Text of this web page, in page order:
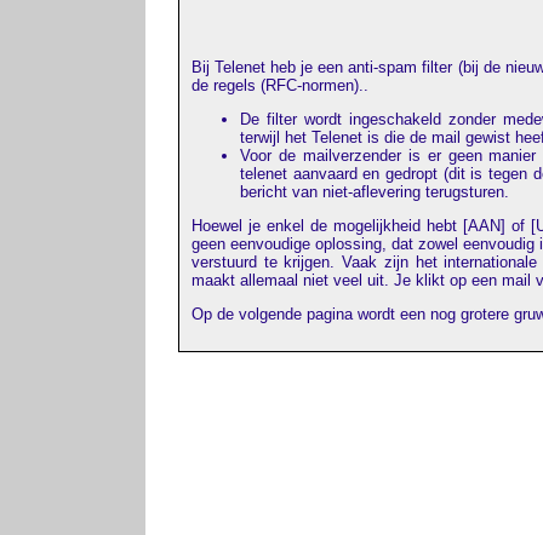
Bij Telenet heb je een anti-spam filter (bij de
de regels (RFC-normen)..
De filter wordt ingeschakeld zonder
terwijl het Telenet is die de mail gewist
Voor de mailverzender is er geen
telenet aanvaard en gedropt (dit is tegen
bericht van niet-aflevering terugsturen.
Hoewel je enkel de mogelijkheid hebt [AAN] of
geen eenvoudige oplossing, dat zowel
verstuurd te krijgen. Vaak zijn het
maakt allemaal niet veel uit. Je klikt op een mail
Op de volgende pagina wordt een nog grotere